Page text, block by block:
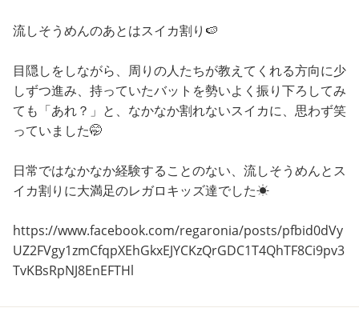
流しそうめんのあとはスイカ割り🍉
目隠しをしながら、周りの人たちが教えてくれる方向に少
しずつ進み、持っていたバットを勢いよく振り下ろしてみ
ても「あれ？」と、なかなか割れないスイカに、思わず笑
っていました🤭
日常ではなかなか経験することのない、流しそうめんとス
イカ割りに大満足のレガロキッズ達でした☀
https://www.facebook.com/regaronia/posts/pfbid0dVy
UZ2FVgy1zmCfqpXEhGkxEJYCKzQrGDC1T4QhTF8Ci9pv3
TvKBsRpNJ8EnEFTHl